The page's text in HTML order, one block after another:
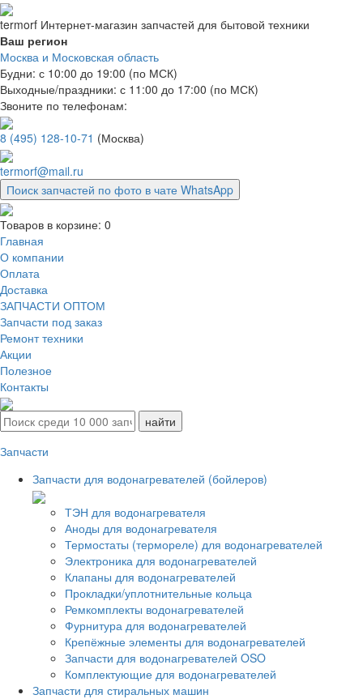
termorf Интернет-магазин запчастей для бытовой техники
Ваш регион
Москва и Московская область
Будни: с 10:00 до 19:00 (по МСК)
Выходные/праздники: с 11:00 до 17:00 (по МСК)
Звоните по телефонам:
8 (495) 128-10-71 (Москва)
termorf@mail.ru
Поиск запчастей по фото в чате WhatsApp
Товаров в корзине: 0
Главная
О компании
Оплата
Доставка
ЗАПЧАСТИ ОПТОМ
Запчасти под заказ
Ремонт техники
Акции
Полезное
Контакты
Запчасти
Запчасти для водонагревателей (бойлеров)
ТЭН для водонагревателя
Аноды для водонагревателя
Термостаты (термореле) для водонагревателей
Электроника для водонагревателей
Клапаны для водонагревателей
Прокладки/уплотнительные кольца
Ремкомплекты водонагревателей
Фурнитура для водонагревателей
Крепёжные элементы для водонагревателей
Запчасти для водонагревателей OSO
Комплектующие для водонагревателей
Запчасти для стиральных машин